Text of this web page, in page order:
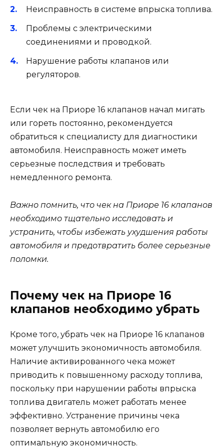
Неисправность в системе впрыска топлива.
Проблемы с электрическими
соединениями и проводкой.
Нарушение работы клапанов или
регуляторов.
Если чек на Приоре 16 клапанов начал мигать
или гореть постоянно, рекомендуется
обратиться к специалисту для диагностики
автомобиля. Неисправность может иметь
серьезные последствия и требовать
немедленного ремонта.
Важно помнить, что чек на Приоре 16 клапанов
необходимо тщательно исследовать и
устранить, чтобы избежать ухудшения работы
автомобиля и предотвратить более серьезные
поломки.
Почему чек на Приоре 16
клапанов необходимо убрать
Кроме того, убрать чек на Приоре 16 клапанов
может улучшить экономичность автомобиля.
Наличие активированного чека может
приводить к повышенному расходу топлива,
поскольку при нарушении работы впрыска
топлива двигатель может работать менее
эффективно. Устранение причины чека
позволяет вернуть автомобилю его
оптимальную экономичность.